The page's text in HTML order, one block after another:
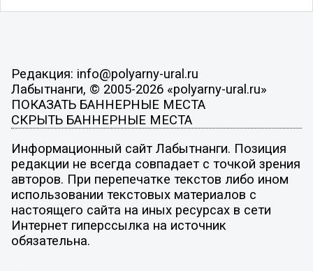
Редакция: info@polyarny-ural.ru
Лабытнанги, © 2005-2026 «polyarny-ural.ru»
ПОКАЗАТЬ БАННЕРНЫЕ МЕСТА
СКРЫТЬ БАННЕРНЫЕ МЕСТА
Информационный сайт Лабытнанги. Позиция
редакции не всегда совпадает с точкой зрения
авторов. При перепечатке текстов либо ином
использовании текстовых материалов с
настоящего сайта на иных ресурсах в сети
Интернет гиперссылка на источник
обязательна.